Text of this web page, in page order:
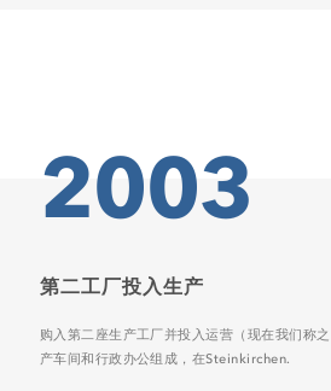
2003
第二工厂投入生产
购入第二座生产工厂并投入运营（现在我们称
产车间和行政办公组成，在Steinkirchen.